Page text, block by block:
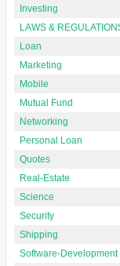
Investing
LAWS &
Loan
Marketing
Mobile
Mutual Fund
Networking
Personal Loan
Quotes
Real-Estate
Science
Security
Shipping
Software-Development